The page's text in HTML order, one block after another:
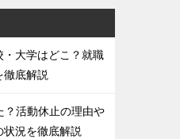
・大学はどこ？就職
徹底解説
？活動休止の理由や
状況を徹底解説